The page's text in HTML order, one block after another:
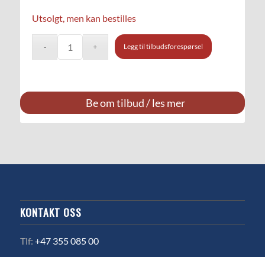
Utsolgt, men kan bestilles
Legg til tilbudsforespørsel
Be om tilbud / les mer
KONTAKT OSS
Tlf: +47 355 085 00